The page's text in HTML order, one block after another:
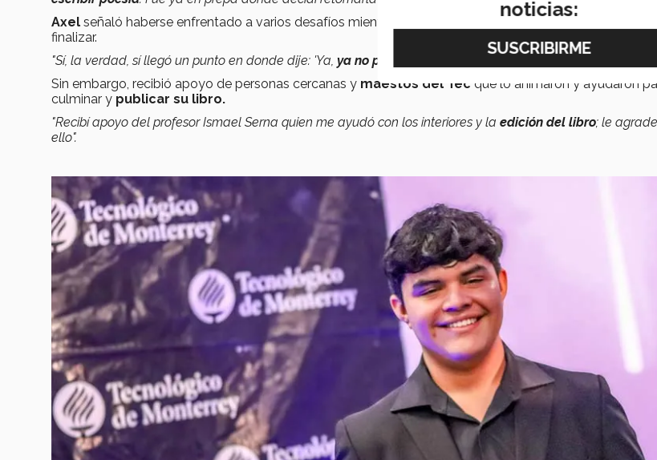
Axel señaló haberse enfrentado a varios desafíos mientras
, al grado de pensar
finalizar.
"Sí, la verdad, sí llegó un punto en donde dije: 'Ya, ya no puedo seguir con esto
Sin embargo, recibió apoyo de personas cercanas y maestos del Tec que lo animaron y ayudaron
culminar y publicar su libro.
"Recibí apoyo del profesor Ismael Serna quien me ayudó con los interiores y la edición del libro; le
ello".
noticias: